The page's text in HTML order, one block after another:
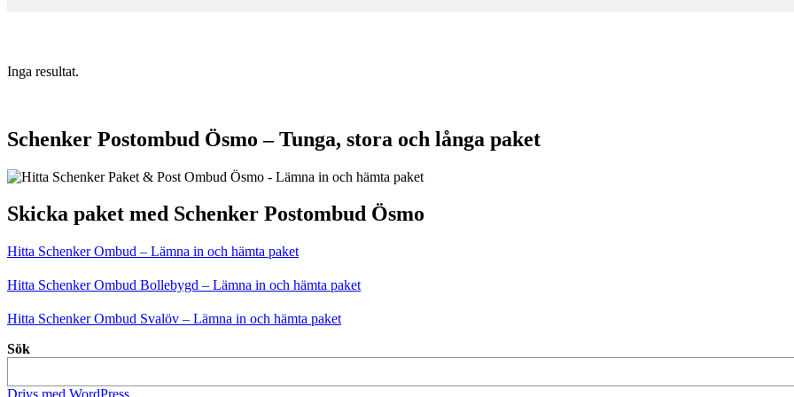
Inga resultat.
Schenker Postombud Ösmo – Tunga, stora och långa paket
Skicka paket med Schenker Postombud Ösmo
Hitta Schenker Ombud – Lämna in och hämta paket
Hitta Schenker Ombud Bollebygd – Lämna in och hämta paket
Hitta Schenker Ombud Svalöv – Lämna in och hämta paket
Sök